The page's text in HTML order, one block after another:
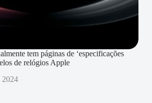
tem páginas de ‘especificações
de relógios Apple
2024